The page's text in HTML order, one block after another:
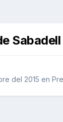
Sabadell
del 2015 en